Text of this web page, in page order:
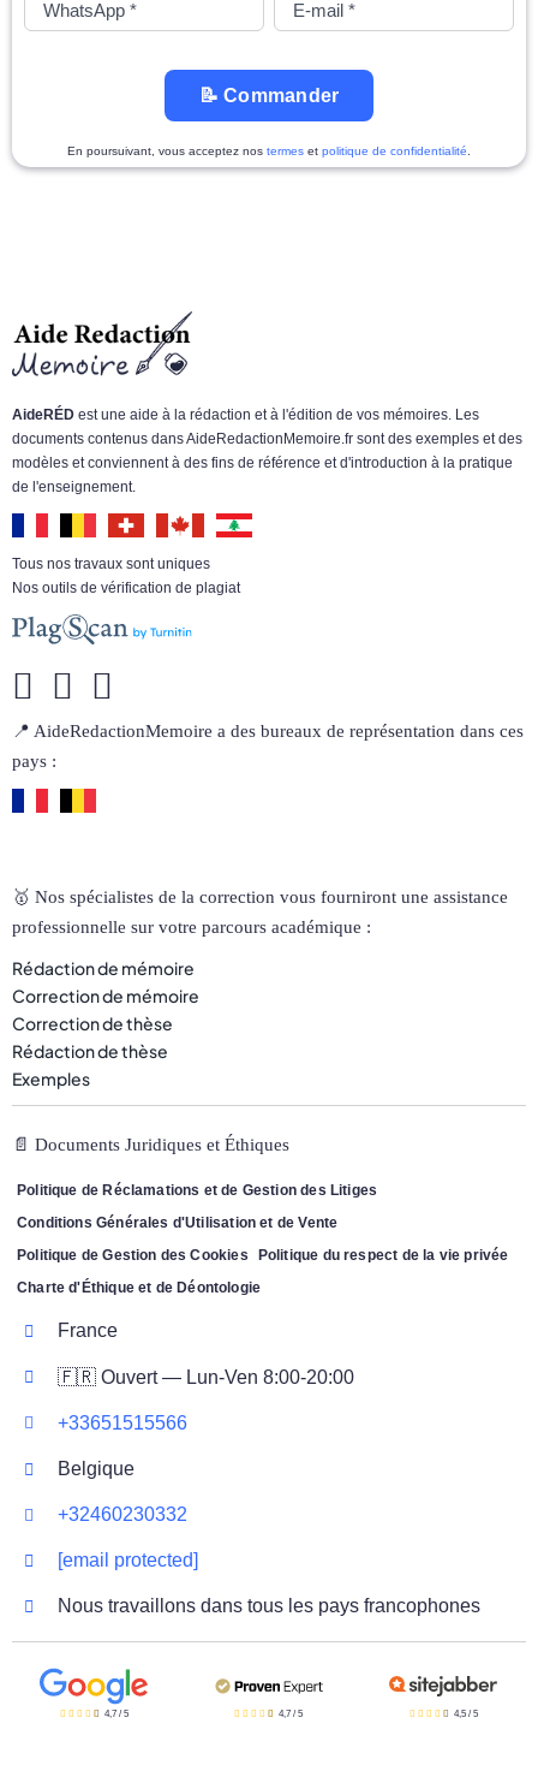
📝 Commander
En poursuivant, vous acceptez nos termes et politique de confidentialité
AideRÉD est une aide à la rédaction et à l'édition de vos mémoires. Les
documents contenus dans AideRedactionMemoire.fr sont des exemples et des
modèles et conviennent à des fins de référence et d'introduction à la pratique
de l'enseignement.
Tous nos travaux sont uniques
Nos outils de vérification de plagiat
📍 AideRedactionMemoire a des bureaux de représentation dans ces
pays :
🥇 Nos spécialistes de la correction vous fourniront une assistance
professionnelle sur votre parcours académique :
Rédaction de mémoire
Correction de mémoire
Correction de thèse
Rédaction de thèse
Exemples
📄 Documents Juridiques et Éthiques
Politique de Réclamations et de Gestion des Litiges
Conditions Générales d'Utilisation et de Vente
Politique de Gestion des Cookies
Politique du respect de la vie privée
Charte d'Éthique et de Déontologie
France
🇫🇷 Ouvert — Lun-Ven 8:00-20:00
+33651515566
Belgique
+32460230332
[email protected]
Nous travaillons dans tous les pays francophones
4,7/ 5 4,7 /5 4,5/ 5